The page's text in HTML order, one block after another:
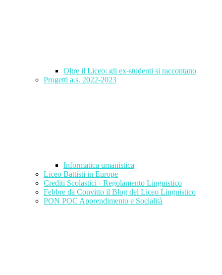
Oltre il Liceo: gli ex-studenti si raccontano
Progetti a.s. 2022-2023
Informatica umanistica
Liceo Battisti in Europe
Crediti Scolastici - Regolamento Linguistico
Febbre da Convitto il Blog del Liceo Linguistico
PON POC Apprendimento e Socialità